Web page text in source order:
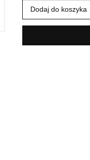
Dodaj do koszyka